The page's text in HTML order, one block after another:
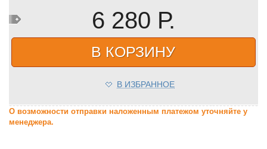
6 280 Р.
В КОРЗИНУ
В ИЗБРАННОЕ
О возможности отправки наложенным платежом уточняйте у
менеджера.